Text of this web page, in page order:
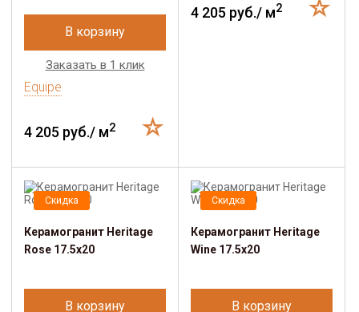
В корзину
Заказать в 1 клик
Equipe
4 205 руб./ м2
4 205 руб./ м2
Скидка
Керамогранит Heritage
Rose 17.5х20
В корзину
Скидка
Керамогранит Heritage
Wine 17.5х20
В корзину